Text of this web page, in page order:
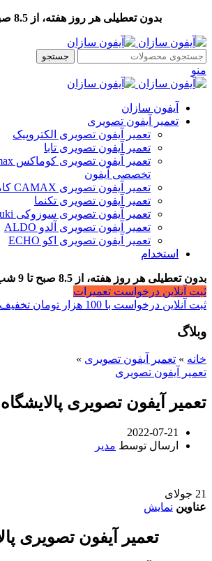
بدون تعطیلی هر روز هفته، از 8.5 صبح تا 9 شب
جستجو
منو
آیفون سازان
تعمیر آیفون تصویری
تعمیر آیفون تصویری الکتروپیک
تعمیر آیفون تصویری تابا
تخصصی آیفون
تعمیر آیفون تصویری CAMAX کامکث
تعمیر آیفون تصویری تکنما
تعمیر آیفون تصویری سوزوکی suzuki
تعمیر آیفون تصویری آلدو ALDO
تعمیر آیفون تصویری اکو ECHO
استخدام
بدون تعطیلی هر روز هفته، از 8.5 صبح تا 9 شب
ثبت آنلاین درخواست تعمیرات
ثبت آنلاین درخواست با 100 هزار تومان تخفیف
وبلاگ
خانه » تعمیر آیفون تصویری »
تعمیر آیفون تصویری
تعمیر آیفون تصویری پالایشگاه
2022-07-21
ارسال توسط مدیر
21 جولای
عناوین نمایش
تعمیر آیفون تصویری